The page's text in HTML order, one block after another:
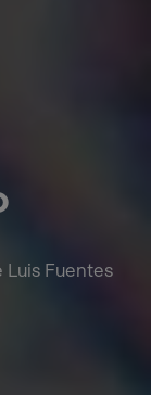
Luis Fuentes